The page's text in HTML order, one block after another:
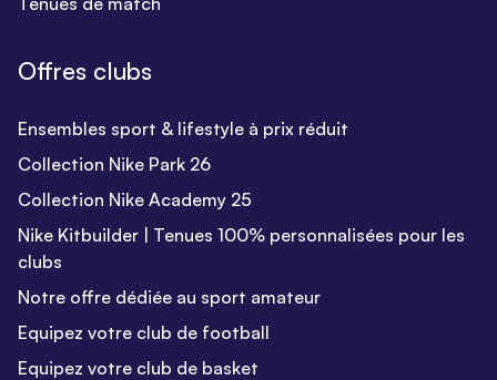
Offres clubs
Ensembles sport & lifestyle à prix réduit
Collection Nike Park 26
Collection Nike Academy 25
Nike Kitbuilder | Tenues 100% personnalisées pour les
clubs
Notre offre dédiée au sport amateur
Equipez votre club de football
Equipez votre club de basket